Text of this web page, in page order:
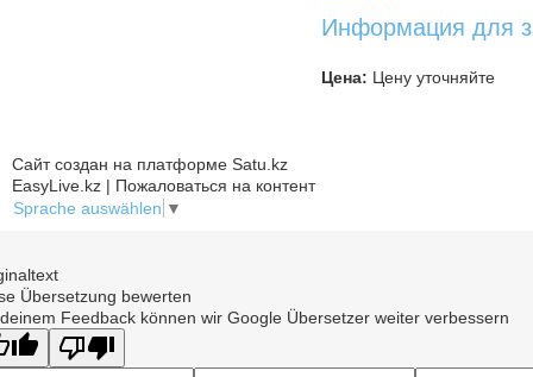
Информация для
Цена: Цену уточняйте
Сайт создан на платформе Satu.kz
EasyLive.kz | Пожаловаться на контент
Sprache auswählen ▼
Übersetzung bewerten
Feedback können wir Google Übersetzer weiter verbessern